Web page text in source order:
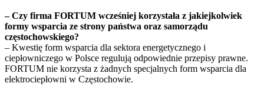
– Czy firma FORTUM wcześniej korzystała z jakiejkolwiek
formy wsparcia ze strony państwa oraz samorządu
częstochowskiego?
– Kwestię form wsparcia dla sektora energetycznego i
ciepłowniczego w Polsce regulują odpowiednie przepisy prawne.
FORTUM nie korzysta z żadnych specjalnych form wsparcia dla
elektrociepłowni w Częstochowie.